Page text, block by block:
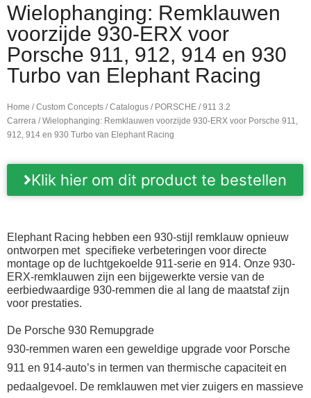
Wielophanging: Remklauwen
voorzijde 930-ERX voor
Porsche 911, 912, 914 en 930
Turbo van Elephant Racing
Home /Custom Concepts /Catalogus / PORSCHE /911 3.2
Carrera / Wielophanging: Remklauwen voorzijde 930-ERX voor Porsche 911,
912, 914 en 930 Turbo van Elephant Racing
Klik hier om dit product te bestellen
Elephant Racing hebben een 930-stijl remklauw opnieuw
ontworpen met specifieke verbeteringen voor directe
montage op de luchtgekoelde 911-serie en 914. Onze 930-
ERX-remklauwen zijn een bijgewerkte versie van de
eerbiedwaardige 930-remmen die al lang de maatstaf zijn
voor prestaties.
De Porsche 930 Remupgrade
930-remmen waren een geweldige upgrade voor Porsche
911 en 914-auto’s in termen van thermische capaciteit en
pedaalgevoel. De remklauwen met vier zuigers en massieve